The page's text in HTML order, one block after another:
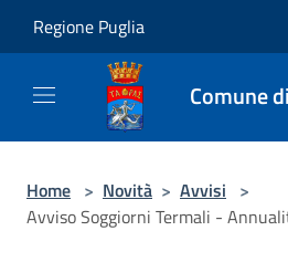
Regione Puglia
Comune
Home > Novità > Avvisi >
Avviso Soggiorni Termali -